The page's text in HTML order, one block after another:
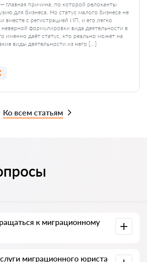
главная причина, по которой релоканты
для бизнеса. Но статус малого бизнеса не
вместе с регистрацией ИП, и его легко
неверной формулировки вида деятельности в
именно даёт статус, кто реально может на
виды деятельности из него […]
Ко всем статьям
к миграционному
миграционного юриста